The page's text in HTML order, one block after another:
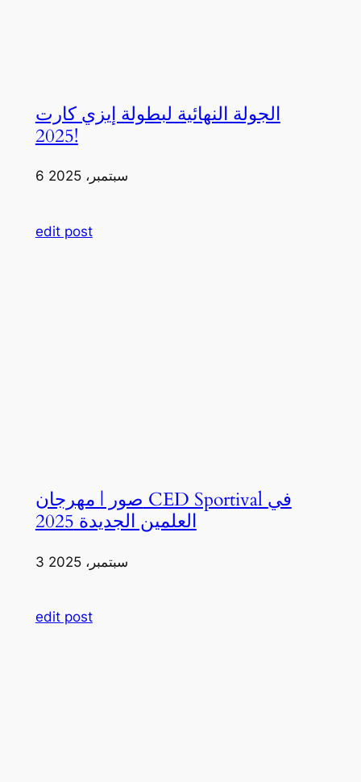
الجولة النهائية لبطولة إيزي كارت
2025!
6 سبتمبر، 2025
edit post
صور | مهرجان CED Sportival في
العلمين الجديدة 2025
3 سبتمبر، 2025
edit post